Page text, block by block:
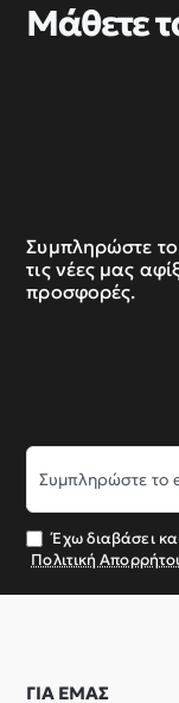
Μάθετε
Συμπληρώστε
τις νέες μας
προσφορές.
Συμπληρώστε
το
email
σας
Έχω διαβάσει
Πολιτική
ΓΙΑ ΕΜΑΣ